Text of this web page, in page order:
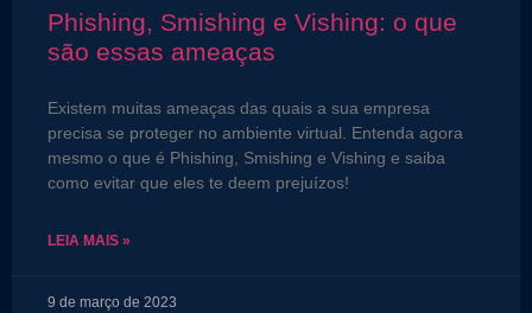
Phishing, Smishing e Vishing: o que
são essas ameaças
Existem muitas ameaças das quais a sua empresa
precisa se proteger no ambiente virtual. Entenda agora
mesmo o que é Phishing, Smishing e Vishing e saiba
como evitar que eles te deem prejuízos!
LEIA MAIS »
9 de março de 2023